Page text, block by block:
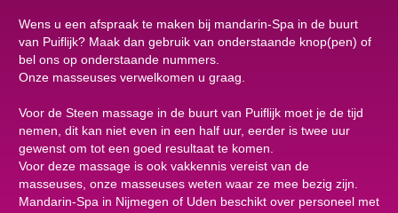
Wens u een afspraak te maken bij mandarin-Spa in de buurt
van Puiflijk? Maak dan gebruik van onderstaande knop(pen) of
bel ons op onderstaande nummers.
Onze masseuses verwelkomen u graag.
Voor de Steen massage in de buurt van Puiflijk moet je de tijd
nemen, dit kan niet even in een half uur, eerder is twee uur
gewenst om tot een goed resultaat te komen.
Voor deze massage is ook vakkennis vereist van de
masseuses, onze masseuses weten waar ze mee bezig zijn.
Mandarin-Spa in Nijmegen of Uden beschikt over personeel met